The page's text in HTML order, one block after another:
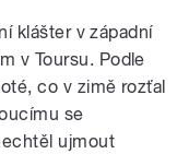
klášter v západní
v Toursu. Podle
co v zimě rozťal
se
ujmout